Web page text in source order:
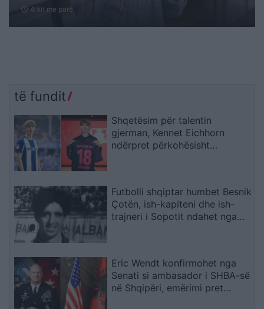
schedule 4 vit me parë
të fundit
Shqetësim për talentin
gjerman, Kennet Eichhorn
ndërpret përkohësisht
Futbolli shqiptar humbet Besnik
Çotën, ish-kapiteni dhe ish-
trajneri i Sopotit ndahet nga
Eric Wendt konfirmohet nga
Senati si ambasador i SHBA-së
në Shqipëri, emërimi pret